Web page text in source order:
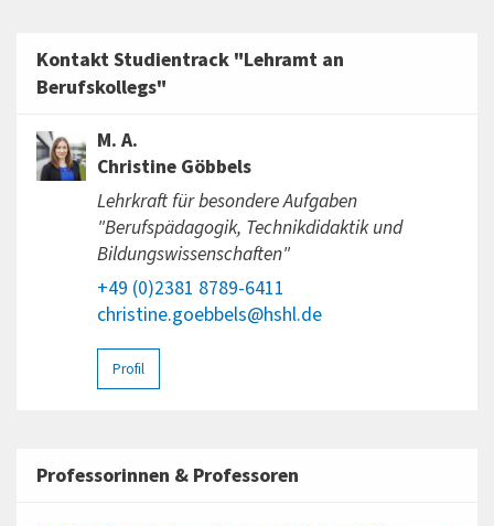
Kontakt Studientrack "Lehramt an
Berufskollegs"
M. A.
Christine Göbbels
Lehrkraft für besondere Aufgaben
"Berufspädagogik, Technikdidaktik und
Bildungswissenschaften"
+49 (0)2381 8789-6411
christine.goebbels@hshl.de
Profil
Professorinnen & Professoren